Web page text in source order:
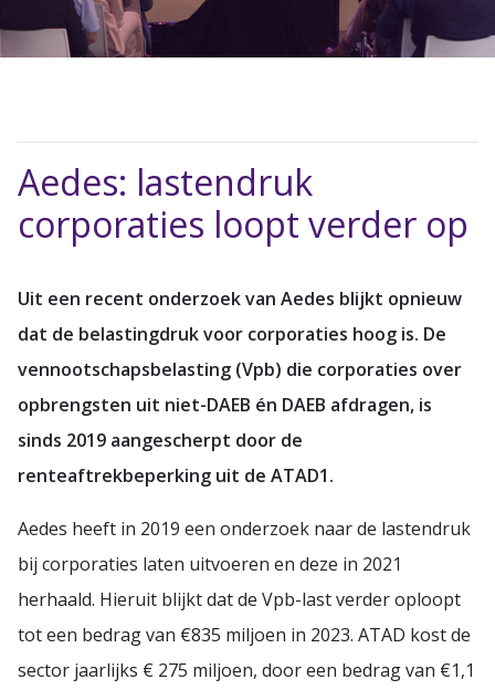
Aedes: lastendruk
corporaties loopt verder op
Uit een recent onderzoek van Aedes blijkt opnieuw
dat de belastingdruk voor corporaties hoog is. De
vennootschapsbelasting (Vpb) die corporaties over
opbrengsten uit niet-DAEB én DAEB afdragen, is
sinds 2019 aangescherpt door de
renteaftrekbeperking uit de ATAD1.
Aedes heeft in 2019 een onderzoek naar de lastendruk
bij corporaties laten uitvoeren en deze in 2021
herhaald. Hieruit blijkt dat de Vpb-last verder oploopt
tot een bedrag van €835 miljoen in 2023. ATAD kost de
sector jaarlijks € 275 miljoen, door een bedrag van €1,1